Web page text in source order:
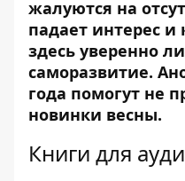
жалуются на
падает интерес
здесь уверенно
саморазвитие.
года помогут не
новинки весны.
Книги для